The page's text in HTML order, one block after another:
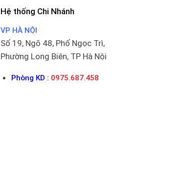
Hệ thống Chi Nhánh
VP HÀ NỘI
Số 19, Ngõ 48, Phố Ngọc Trì,
Phường Long Biên, TP Hà Nội
Phòng KD : 0975.687.458